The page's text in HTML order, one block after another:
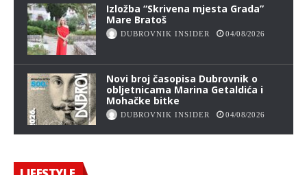
Izložba “Skrivena mjesta Grada”
Mare Bratoš
DUBROVNIK INSIDER 04/08/2026
Novi broj časopisa Dubrovnik o
obljetnicama Marina Getaldića i
Mohačke bitke
DUBROVNIK INSIDER 04/08/2026